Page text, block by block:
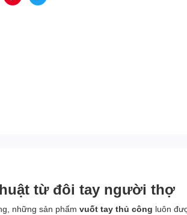
từ đôi tay người thợ
những sản phẩm vuốt tay thủ công luôn